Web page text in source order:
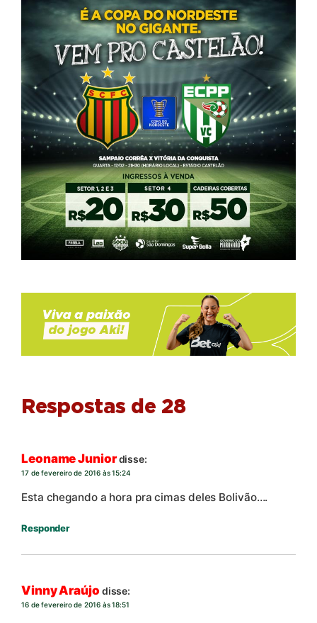
Respostas de 28
Leoname Juniordisse:
17 de fevereiro de 2016 às 15:24
Esta chegando a hora pra cimas deles Bolivão….
Responder
Vinny Araújo disse:
16 de fevereiro de 2016 às 18:51